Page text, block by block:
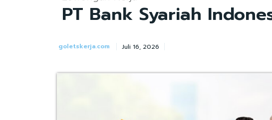
PT Bank Syariah
goletskerja.com Juli 16, 2026